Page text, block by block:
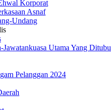
Korporat
Asnaf
Undang
Jawatankuasa Utama Yang
Pelanggan 2024